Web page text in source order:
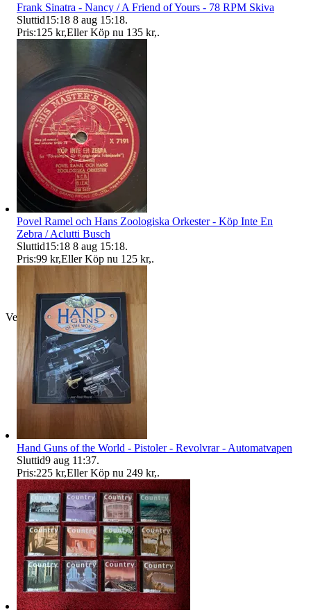
Verifierad
Frank Sinatra - Nancy / A Friend of Yours - 78 RPM Skiva
Sluttid15:18 8 aug 15:18.
Pris:125 kr,Eller Köp nu 135 kr,.
Povel Ramel och Hans Zoologiska Orkester - Köp Inte En
Zebra / Aclutti Busch
Sluttid15:18 8 aug 15:18.
Pris:99 kr,Eller Köp nu 125 kr,.
Hand Guns of the World - Pistoler - Revolvrar - Automatvapen
Sluttid9 aug 11:37.
Pris:225 kr,Eller Köp nu 249 kr,.